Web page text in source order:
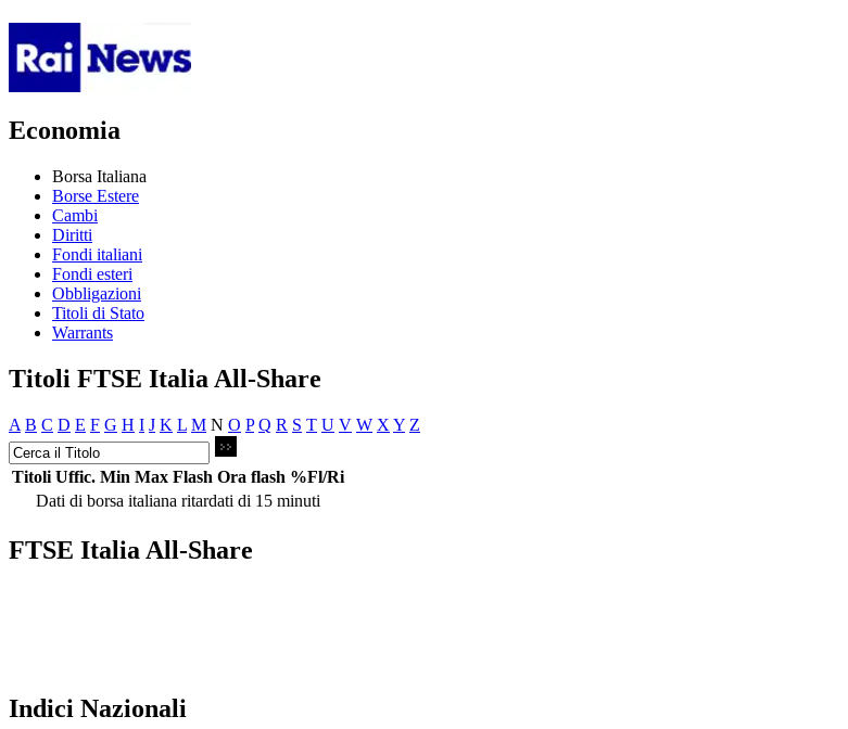
Economia
Borsa Italiana
Borse Estere
Cambi
Diritti
Fondi italiani
Fondi esteri
Obbligazioni
Titoli di Stato
Warrants
Titoli FTSE Italia All-Share
A B C D E F G H I J K L M N O P Q R S T U V W X Y Z
Titoli Uffic. Min Max Flash Ora flash %Fl/Ri
Dati di borsa italiana ritardati di 15 minuti
FTSE Italia All-Share
Indici Nazionali